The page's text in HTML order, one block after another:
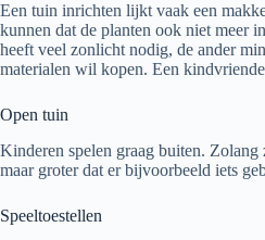
Een tuin inrichten lijkt vaak een
kunnen dat de planten ook niet meer
heeft veel zonlicht nodig, de ander
materialen wil kopen. Een
Open tuin
Kinderen spelen graag buiten.
maar groter dat er bijvoorbeeld iets
Speeltoestellen